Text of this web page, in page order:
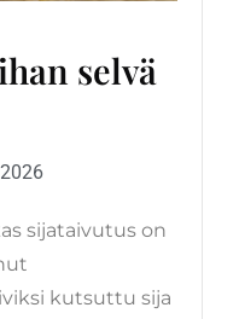
selvä
sijataivutus on
kutsuttu sija